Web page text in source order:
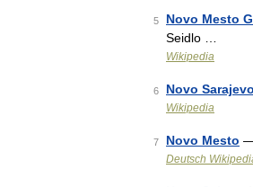
5 Novo Mesto
Seidlo …
Wikipedia
6 Novo Sarajevo
Wikipedia
7 Novo Mesto —
Deutsch